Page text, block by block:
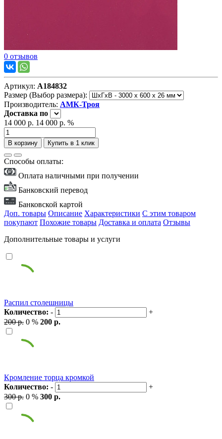
0 отзывов
Артикул: А184832
Размер (Выбор размера):
Производитель: АМК-Троя
Доставка по
14 000 р. 14 000 р. %
В корзину Купить в 1 клик
Способы оплаты:
Оплата наличными при получении
Банковский перевод
Банковской картой
Доп. товары Описание Характеристики С этим товаром
покупают Похожие товары Доставка и оплата Отзывы
Дополнительные товары и услуги
Распил столешницы
Количество: -
+
200 р. 0 % 200 р.
Кромление торца кромкой
Количество: -
+
300 р. 0 % 300 р.